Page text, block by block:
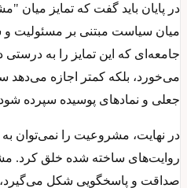
در پایان باید گفت که تمایز میان
میان سیاست مبتنی بر مسئولیت
جامعه‌ای که این تمایز را به‌ درستی
می‌خورد، بلکه کمتر اجازه
جعلی و نمادهای پوسیده سپرده
در نهایت، مشروعیت را نمی‌توان به
روایت‌های ساخته‌ شده خلق کرد.
صداقت و پاسخگویی شکل می‌گیرد،